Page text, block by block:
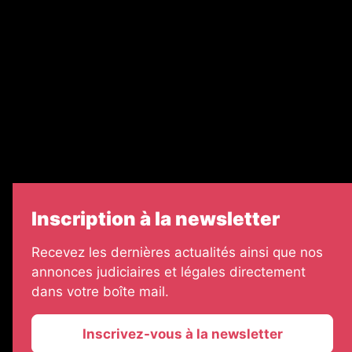
Inscription à la newsletter
Recevez les dernières actualités ainsi que nos
annonces judiciaires et légales directement
dans votre boîte mail.
Inscrivez-vous à la newsletter